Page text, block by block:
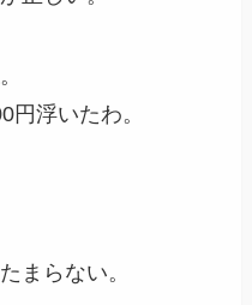
円浮いたわ。
まらない。